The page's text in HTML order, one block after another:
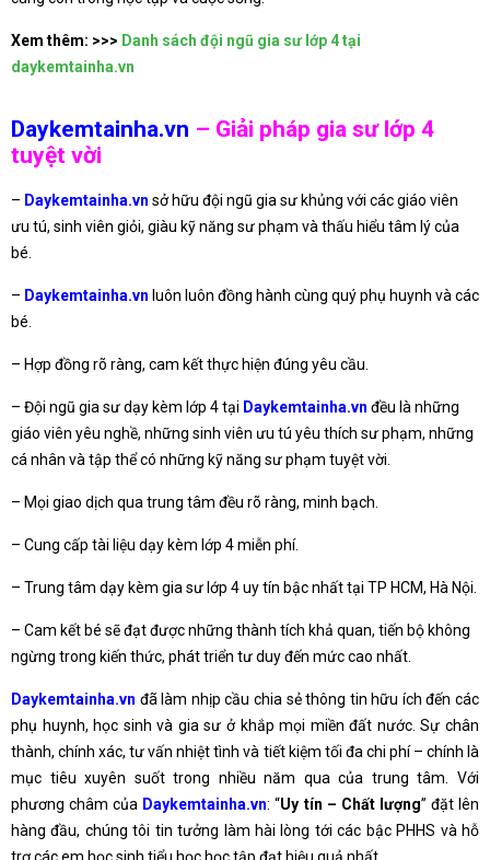
Xem thêm: >>> Danh sách đội ngũ gia sư lớp 4 tại
daykemtainha.vn
Daykemtainha.vn – Giải pháp gia sư lớp 4
tuyệt vời
– Daykemtainha.vn sở hữu đội ngũ gia sư khủng với các giáo viên
ưu tú, sinh viên giỏi, giàu kỹ năng sư phạm và thấu hiểu tâm lý của
bé.
– Daykemtainha.vn luôn luôn đồng hành cùng quý phụ huynh và các
bé.
– Hợp đồng rõ ràng, cam kết thực hiện đúng yêu cầu.
– Đội ngũ gia sư dạy kèm lớp 4 tại Daykemtainha.vn đều là những
giáo viên yêu nghề, những sinh viên ưu tú yêu thích sư phạm, những
cá nhân và tập thể có những kỹ năng sư phạm tuyệt vời.
– Mọi giao dịch qua trung tâm đều rõ ràng, minh bạch.
– Cung cấp tài liệu dạy kèm lớp 4 miễn phí.
– Trung tâm dạy kèm gia sư lớp 4 uy tín bậc nhất tại TP HCM, Hà Nội.
– Cam kết bé sẽ đạt được những thành tích khả quan, tiến bộ không
ngừng trong kiến thức, phát triển tư duy đến mức cao nhất.
Daykemtainha.vn đã làm nhịp cầu chia sẻ thông tin hữu ích đến các
phụ huynh, học sinh và gia sư ở khắp mọi miền đất nước. Sự chân
thành, chính xác, tư vấn nhiệt tình và tiết kiệm tối đa chi phí – chính là
mục tiêu xuyên suốt trong nhiều năm qua của trung tâm. Với
phương châm của Daykemtainha.vn: “Uy tín – Chất lượng” đặt lên
hàng đầu, chúng tôi tin tưởng làm hài lòng tới các bậc PHHS và hỗ